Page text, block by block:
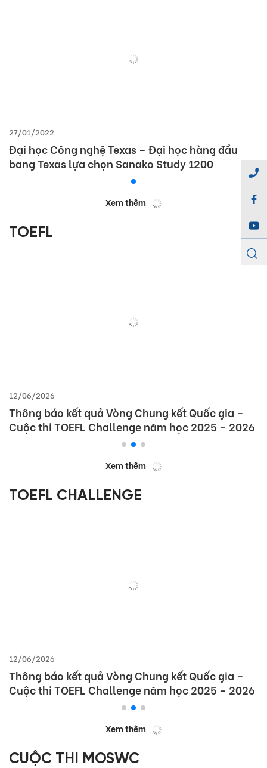
27/01/2022
Đại học Công nghệ Texas – Đại học hàng đầu
bang Texas lựa chọn Sanako Study 1200
Xem thêm
TOEFL
12/06/2026
Thông báo kết quả Vòng Chung kết Quốc gia –
Cuộc thi TOEFL Challenge năm học 2025 – 2026
Xem thêm
TOEFL CHALLENGE
12/06/2026
Thông báo kết quả Vòng Chung kết Quốc gia –
Cuộc thi TOEFL Challenge năm học 2025 – 2026
Xem thêm
CUỘC THI MOSWC